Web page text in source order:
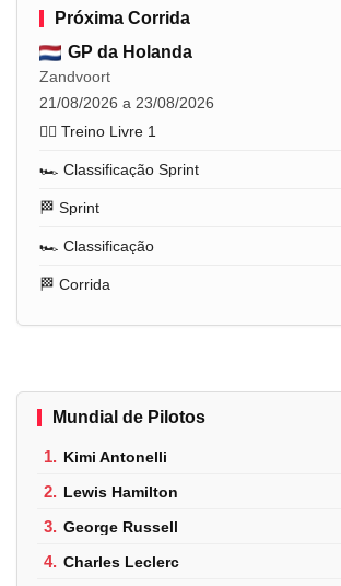
Próxima Corrida
GP da Holanda
Zandvoort
21/08/2026 a 23/08/2026
🏋️‍♂️ Treino Livre 1
🏎️ Classificação Sprint
🏁 Sprint
🏎️ Classificação
🏁 Corrida
Mundial de Pilotos
1. Kimi Antonelli
2. Lewis Hamilton
3. George Russell
4. Charles Leclerc